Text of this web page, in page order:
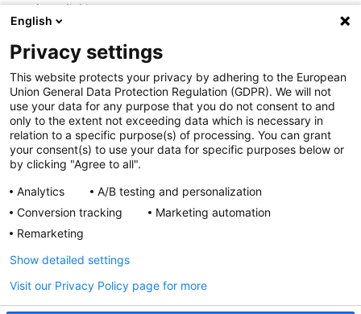
Przydatne linki
OGÓLNE
Polityka prywatności
Regulamin serwisu
Regulamin konkursu
Farmacja Play
Regulamin konkursu Lakcid
Regulamin konkursu Acard
Regulamin konkursu Biotebal
Regulamin konkursu Asmenol
Kontakt
PRODUKTY POLPHARMY
English
Privacy settings
This website protects your privacy by adhering to the European
Union General Data Protection Regulation (GDPR). We will not
use your data for any purpose that you do not consent to and
only to the extent not exceeding data which is necessary in
relation to a specific purpose(s) of processing. You can grant
your consent(s) to use your data for specific purposes below or
by clicking "Agree to all".
Analytics
A/B testing and personalization
Conversion tracking
Marketing automation
Remarketing
Show detailed settings
Visit our Privacy Policy page for more